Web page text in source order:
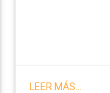
LEER MÁS...